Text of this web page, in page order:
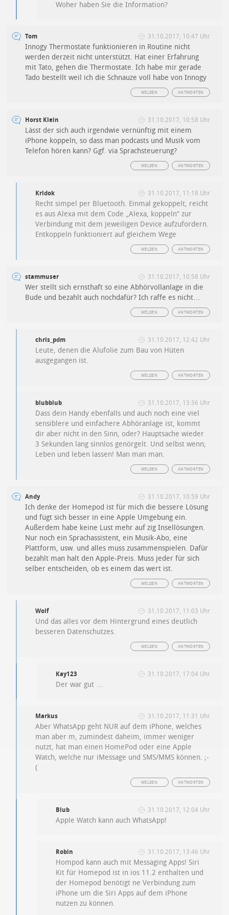
Woher haben Sie die Information?
Tom 31.10.2017, 10:47 Uhr
Innogy Thermostate funktionieren in Routine nicht
werden derzeit nicht unterstützt. Hat einer Erfahrung
mit Tato, gehen die Thermostate. Ich habe mir gerade
Tado bestellt weil ich die Schnauze voll habe von Innogy
ANTWORTEN
MELDEN
Horst Klein 31.10.2017, 10:58 Uhr
Lässt der sich auch irgendwie vernünftig mit einem
iPhone koppeln, so dass man podcasts und Musik vom
Telefon hören kann? Ggf. via Sprachsteuerung?
ANTWORTEN
MELDEN
Kridok 31.10.2017, 11:18 Uhr
Recht simpel per Bluetooth. Einmal gekoppelt, reicht
es aus Alexa mit dem Code „Alexa, koppeln“ zur
Verbindung mit dem jeweiligen Device aufzufordern.
Entkoppeln funktioniert auf gleichem Wege
ANTWORTEN
MELDEN
stammuser 31.10.2017, 10:58 Uhr
Wer stellt sich ernsthaft so eine Abhörvollanlage in die
Bude und bezahlt auch nochdafür? Ich raffe es nicht…
ANTWORTEN
MELDEN
chris_pdm 31.10.2017, 12:42 Uhr
Leute, denen die Alufolie zum Bau von Hüten
ausgegangen ist.
ANTWORTEN
MELDEN
blubblub 31.10.2017, 13:36 Uhr
Dass dein Handy ebenfalls und auch noch eine viel
sensiblere und einfachere Abhöranlage ist, kommt
dir aber nicht in den Sinn, oder? Hauptsache wieder
3 Sekunden lang sinnlos genörgelt. Und selbst wenn;
Leben und leben lassen! Man man man.
ANTWORTEN
MELDEN
Andy 31.10.2017, 10:59 Uhr
Ich denke der Homepod ist für mich die bessere Lösung
und fügt sich besser in eine Apple Umgebung ein.
Außerdem habe keine Lust mehr auf zig Insellösungen.
Nur noch ein Sprachassistent, ein Musik-Abo, eine
Plattform, usw. und alles muss zusammenspielen. Dafür
bezahlt man halt den Apple-Preis. Muss jeder für sich
selber entscheiden, ob es einem das wert ist.
ANTWORTEN
MELDEN
Wolf 31.10.2017, 11:03 Uhr
Und das alles vor dem Hintergrund eines deutlich
besseren Datenschutzes.
ANTWORTEN
MELDEN
Kay123 31.10.2017, 17:04 Uhr
Der war gut …
Markus 31.10.2017, 11:31 Uhr
Aber WhatsApp geht NUR auf dem iPhone, welches
man aber m, zumindest daheim, immer weniger
nutzt, hat man einen HomePod oder eine Apple
Watch, welche nur iMessage und SMS/MMS können. ;-
(
ANTWORTEN
MELDEN
Blub 31.10.2017, 12:04 Uhr
Apple Watch kann auch WhatsApp!
Robin 31.10.2017, 13:46 Uhr
Hompod kann auch mit Messaging Apps! Siri
Kit für Homepod ist in ios 11.2 enthalten und
der Homepod benötigt ne Verbindung zum
iPhone um die Siri Apps auf dem iPhone
nutzen zu können.